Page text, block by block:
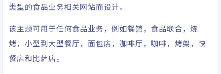
类型的食品业务相关网站而设计。
该主题可用于任何食品业务，例如餐馆，食品联合，烧
烤，小型到大型餐厅，面包店，咖啡厅，咖啡，烤架，快
餐店和比萨店。